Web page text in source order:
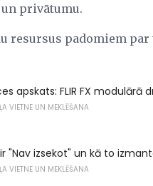
privātumu.
resursus padomiem
apskats: FLIR FX modulārā
VIETNE UN MEKLĒŠANA
"Nav izsekot" un kā to
VIETNE UN MEKLĒŠANA